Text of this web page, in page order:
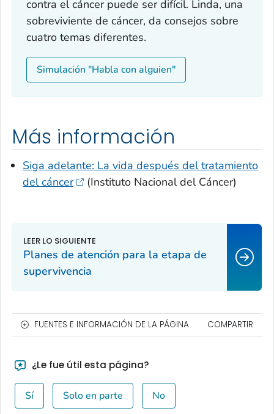
contra el cáncer puede ser difícil. Linda, una
sobreviviente de cáncer, da consejos sobre
cuatro temas diferentes.
Simulación "Habla con alguien"
Más información
Siga adelante: La vida después del tratamiento
del cáncer
(Instituto Nacional del Cáncer)
Planes de atención para la etapa de
supervivencia
FUENTES E INFORMACIÓN DE LA PÁGINA COMPARTIR
¿Le fue útil esta página?
Sí Solo en parte No